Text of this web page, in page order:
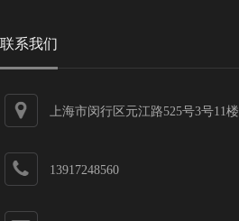
联系我们
上海市闵行区元江路525号3号11楼
13917248560